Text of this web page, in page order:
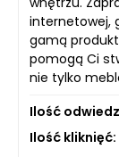
internetowej,
gamą
pomogą Ci
nie tylko
Ilość
Ilość kliknięć: